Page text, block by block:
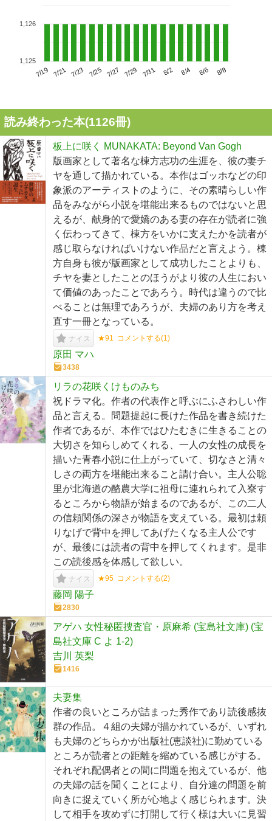
7/19 7/21 7/23 7/25 7/27 7/29 7/31 8/2 8/4 8/6 8/8
1,125
1,126
読み終わった本(1126冊)
板上に咲く MUNAKATA: Beyond Van Gogh
版画家として著名な棟方志功の生涯を、彼の妻チ
ヤを通して描かれている。本作はゴッホなどの印
象派のアーティストのように、その素晴らしい作
品をみながら小説を堪能出来るものではないと思
えるが、献身的で愛嬌のある妻の存在が読者に強
く伝わってきて、棟方をいかに支えたかを読者が
感じ取らなければいけない作品だと言えよう。棟
方自身も彼が版画家として成功したことよりも、
チヤを妻としたことのほうがより彼の人生におい
て価値のあったことであろう。時代は違うので比
べることは無理であろうが、夫婦のあり方を考え
直す一冊となっている。
ナイス ★91 コメントする(1)
原田 マハ
3438
リラの花咲くけものみち
祝ドラマ化。作者の代表作と呼ぶにふさわしい作
品と言える。問題提起に長けた作品を書き続けた
作者であるが、本作ではひたむきに生きることの
大切さを知らしめてくれる、一人の女性の成長を
描いた青春小説に仕上がっていて、切なさと清々
しさの両方を堪能出来ること請け合い。主人公聡
里が北海道の酪農大学に祖母に連れられて入寮す
るところから物語が始まるのであるが、この二人
の信頼関係の深さが物語を支えている。最初は頼
りなげで背中を押してあげたくなる主人公です
が、最後には読者の背中を押してくれます。是非
この読後感を体感して欲しい。
ナイス ★95 コメントする(2)
藤岡 陽子
2830
アゲハ 女性秘匿捜査官・原麻希 (宝島社文庫) (宝
島社文庫 C よ 1-2)
吉川 英梨
1416
夫妻集
作者の良いところが詰まった秀作であり読後感抜
群の作品。４組の夫婦が描かれているが、いずれ
も夫婦のどちらかが出版社(恵談社)に勤めている
ところが読者との距離を縮めている感じがする。
それぞれ配偶者との間に問題を抱えているが、他
の夫婦の話を聞くことにより、自分達の問題を前
向きに捉えていく所が心地よく感じられます。決
して相手を攻めずに打開して行く様は大いに見習